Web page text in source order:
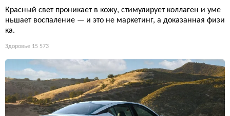
Красный свет проникает в кожу, стимулирует коллаген и уме
ньшает воспаление — и это не маркетинг, а доказанная физи
ка.
Здоровье 15 573